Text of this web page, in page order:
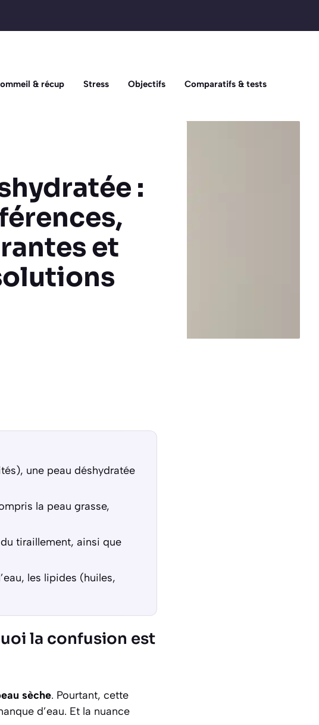
& récup Stress Objectifs Comparatifs & tests
:
et
une peau déshydratée
la peau grasse,
tiraillement, ainsi que
les lipides (huiles,
la confusion est
sèche. Pourtant, cette
d’eau. Et la nuance